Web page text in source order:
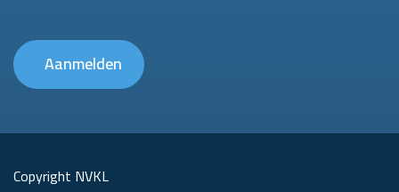
Aanmelden
Copyright NVKL